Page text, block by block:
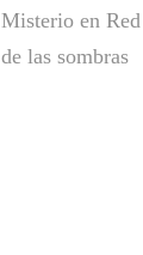
Misterio en
de las sombras